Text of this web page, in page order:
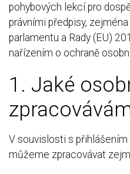
pohybových lekcí pro
právními předpisy,
parlamentu a Rady (EU)
nařízením o ochraně
1. Jaké
V souvislosti s
můžeme zpracovávat